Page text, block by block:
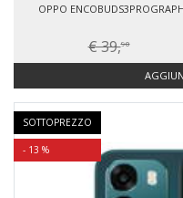
OPPO
€ 39,90
SOTTOPREZZO
- 13 %